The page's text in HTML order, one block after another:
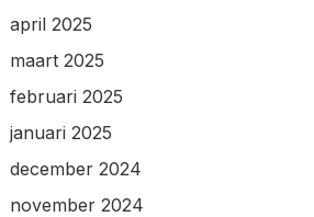
april 2025
maart 2025
februari 2025
januari 2025
december 2024
november 2024